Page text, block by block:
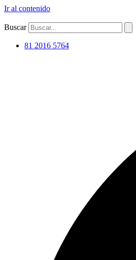
Ir al contenido
Buscar
81 2016 5764